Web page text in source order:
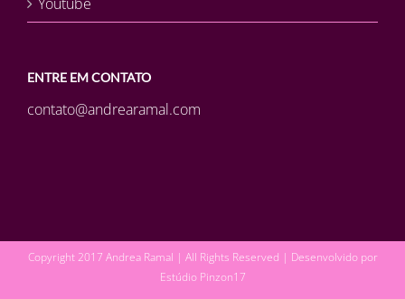
ENTRE EM CONTATO
contato@andrearamal.com
Copyright 2017 Andrea Ramal | All Rights Reserved | Desenvolvido por
Estúdio Pinzon17